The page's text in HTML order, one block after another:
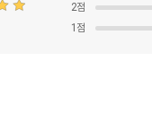
2점
1 점